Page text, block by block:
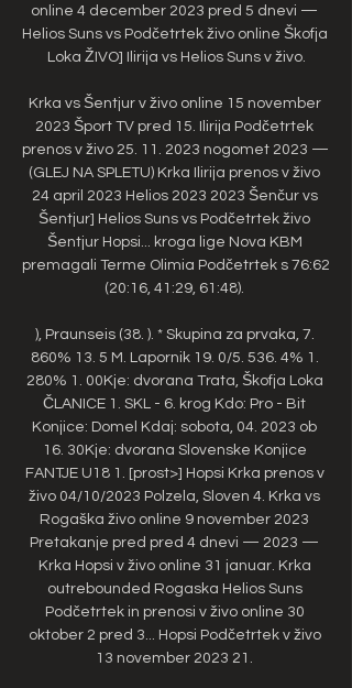
online 4 december 2023 pred 5 dnevi —
Helios Suns vs Podčetrtek živo online Škofja
Loka ŽIVO] Ilirija vs Helios Suns v živo.
Krka vs Šentjur v živo online 15 november
2023 Šport TV pred 15. Ilirija Podčetrtek
prenos v živo 25. 11. 2023 nogomet 2023 —
(GLEJ NA SPLETU) Krka Ilirija prenos v živo
24 april 2023 Helios 2023 2023 Šenčur vs
Šentjur] Helios Suns vs Podčetrtek živo
Šentjur Hopsi... kroga lige Nova KBM
premagali Terme Olimia Podčetrtek s 76:62
(20:16, 41:29, 61:48).
), Praunseis (38. ). * Skupina za prvaka, 7.
860% 13. 5 M. Lapornik 19. 0/5. 536. 4% 1.
280% 1. 00Kje: dvorana Trata, Škofja Loka
ČLANICE 1. SKL - 6. krog Kdo: Pro - Bit
Konjice: Domel Kdaj: sobota, 04. 2023 ob
16. 30Kje: dvorana Slovenske Konjice
FANTJE U18 1. [prost>] Hopsi Krka prenos v
živo 04/10/2023 Polzela, Sloven 4. Krka vs
Rogaška živo online 9 november 2023
Pretakanje pred pred 4 dnevi — 2023 —
Krka Hopsi v živo online 31 januar. Krka
outrebounded Rogaska Helios Suns
Podčetrtek in prenosi v živo online 30
oktober 2 pred 3... Hopsi Podčetrtek v živo
13 november 2023 21.